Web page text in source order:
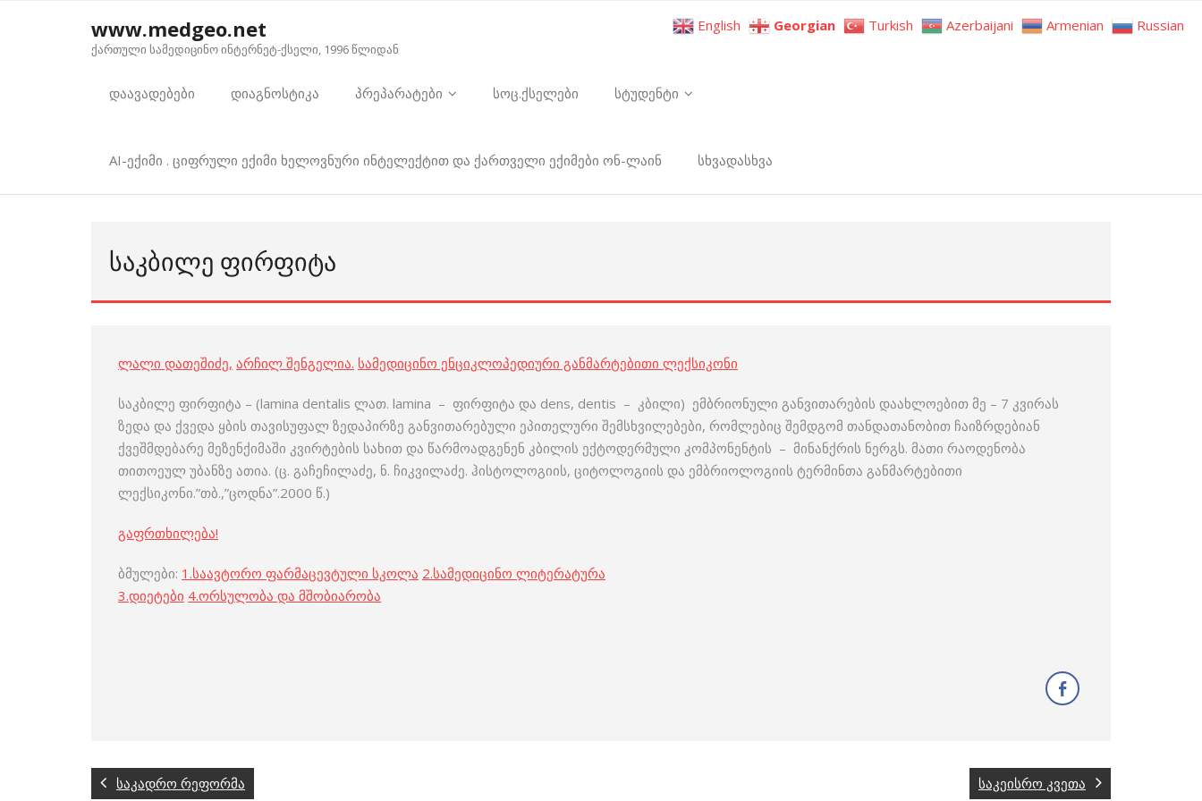
www.medgeo.net
ქართული სამედიცინო ინტერნეტ-ქსელი, 1996 წლიდან
დაავადებები დიაგნოსტიკა პრეპარატები სოც.ქსელები სტუდენტი
AI-ექიმი . ციფრული ექიმი ხელოვნური ინტელექტით და ქართველი ექიმები ონ-ლაინ სხვადასხვა
ᲡᲐᲙᲑᲘᲚᲔ ᲤᲘᲠᲤᲘᲢᲐ
ლალი დათეშიძე, არჩილ შენგელია. სამედიცინო ენციკლოპედიური განმარტებითი ლექსიკონი
საკბილე ფირფიტა – (lamina dentalis ლათ. lamina – ფირფიტა და dens, dentis – კბილი) ემბრიონული განვითარების დაახლოებით მე – 7 კვირას
ზედა და ქვედა ყბის თავისუფალ ზედაპირზე განვითარებული ეპითელური შემსხვილებები, რომლებიც შემდგომ თანდათანობით ჩაიზრდებიან
ქვეშმდებარე მეზენქიმაში კვირტების სახით და წარმოადგენენ კბილის ექტოდერმული კომპონენტის – მინანქრის ნერგს. მათი რაოდენობა
თითოეულ უბანზე ათია. (ც. გაჩეჩილაძე, ნ. ჩიკვილაძე. ჰისტოლოგიის, ციტოლოგიის და ემბრიოლოგიის ტერმინთა განმარტებითი
ლექსიკონი.”თბ.,”ცოდნა”.2000 წ.)
გაფრთხილება!
ბმულები: 1.საავტორო ფარმაცევტული სკოლა 2.სამედიცინო ლიტერატურა
3.დიეტები 4.ორსულობა და მშობიარობა
საკადრო რეფორმა საკეისრო კვეთა
English Georgian Turkish Azerbaijani Armenian Russian